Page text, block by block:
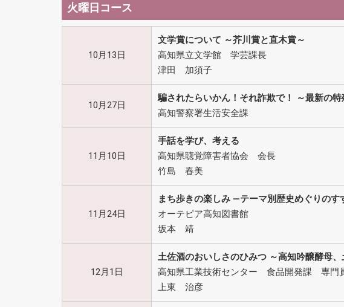
火曜日コース
10月13日
文学賞について ～芥川賞と直木賞～
高知県立文学館 学芸課長
津田 加須子
10月27日
騙されたらいかん！それ詐欺で！ ～最新の
高知警察署生活安全課
11月10日
手話を学び、考える
高知県聴覚障害者協会 会長
竹島 春美
11月24日
まち歩きの楽しみ ―テーマ別歴史めぐりのす
オーテピア高知図書館
坂本 靖
12月1日
土佐酒のおいしさのひみつ ～高知吟醸酵母
高知県工業技術センター 食品開発課 専
上東 治彦